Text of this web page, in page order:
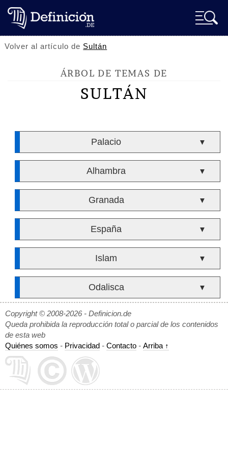
Volver al artículo de Sultán
ÁRBOL DE TEMAS DE
SULTÁN
Palacio ▼
Alhambra ▼
Granada ▼
España ▼
Islam ▼
Odalisca ▼
Copyright © 2008-2026 - Definicion.de
Queda prohibida la reproducción total o parcial de los contenidos
de esta web
Quiénes somos - Privacidad - Contacto - Arriba ↑